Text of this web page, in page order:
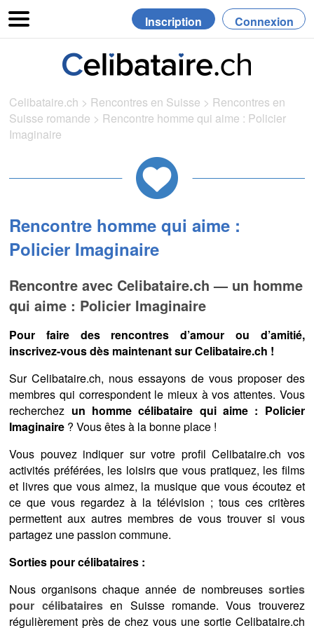
Inscription Connexion
Celibataire.ch > Rencontres en Suisse > Rencontres en
Suisse romande > Rencontre homme qui aime : Policier
Imaginaire
Rencontre homme qui aime :
Policier Imaginaire
Rencontre avec Celibataire.ch — un homme
qui aime : Policier Imaginaire
Pour faire des rencontres d’amour ou d’amitié,
inscrivez-vous dès maintenant sur Celibataire.ch !
Sur Celibataire.ch, nous essayons de vous proposer des
membres qui correspondent le mieux à vos attentes. Vous
recherchez un homme célibataire qui aime : Policier
Imaginaire ? Vous êtes à la bonne place !
Vous pouvez indiquer sur votre profil Celibataire.ch vos
activités préférées, les loisirs que vous pratiquez, les films
et livres que vous aimez, la musique que vous écoutez et
ce que vous regardez à la télévision ; tous ces critères
permettent aux autres membres de vous trouver si vous
partagez une passion commune.
Sorties pour célibataires :
Nous organisons chaque année de nombreuses sorties
pour célibatairesen Suisse romande. Vous trouverez
régulièrement près de chez vous une sortie Celibataire.ch